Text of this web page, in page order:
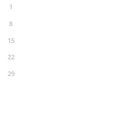
1
8
15
22
29